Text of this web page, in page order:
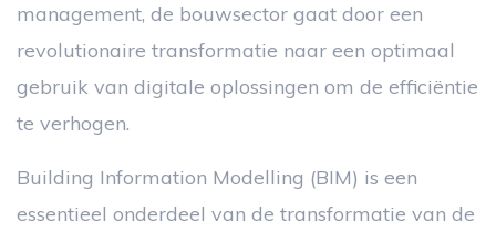
management, de bouwsector gaat door een
revolutionaire transformatie naar een optimaal
gebruik van digitale oplossingen om de efficiëntie
te verhogen.
Building Information Modelling (BIM) is een
essentieel onderdeel van de transformatie van de